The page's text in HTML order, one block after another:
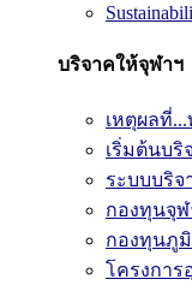
บริจาคให้จุฬาฯ
เหตุผลที่
เริ่มต้นบริ
ระบบบริจ
กองทุนจุ
กองทุนภู
โครงการ